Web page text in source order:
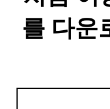
를 다운